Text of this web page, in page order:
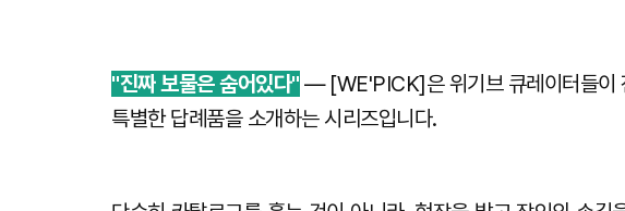
"진짜 보물은 숨어있다" — [WE'PICK]은 위기브 큐레이터들이
특별한 답례품을 소개하는 시리즈입니다.